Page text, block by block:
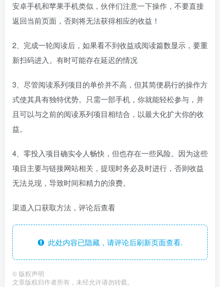
安卓手机和苹果手机类似，伙伴们注意一下操作，不要直接
返回当前页面，否则将无法获得相应的收益！
2、完成一轮阅读后，如果看不到收益或阅读篇数显示，要重
新扫码进入。有时可能存在延迟的情况
3、尽管阅读系列项目的单价并不高，但其简便易行的操作方
式使其具有独特优势。只需一部手机，你就能轻松参与，并
且可以与之前的阅读系列项目相结合，以最大化扩大你的收
益。
4、零投入项目确实令人畅快，但也存在一些风险。因为这些
项目主要与链接网站相关，提现时务必及时进行，否则收益
无法兑现，导致时间和精力的浪费。
渠道入口获取方法，评论后查看
此处内容已隐藏，请评论后刷新页面查看.
© 版权声明
文章版权归作者所有，未经允许请勿转载。